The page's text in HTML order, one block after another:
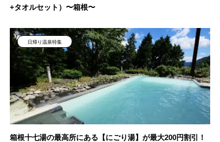
+タオルセット）〜箱根〜
日帰り温泉特集
箱根十七湯の最高所にある【にごり湯】が最大200円割引！